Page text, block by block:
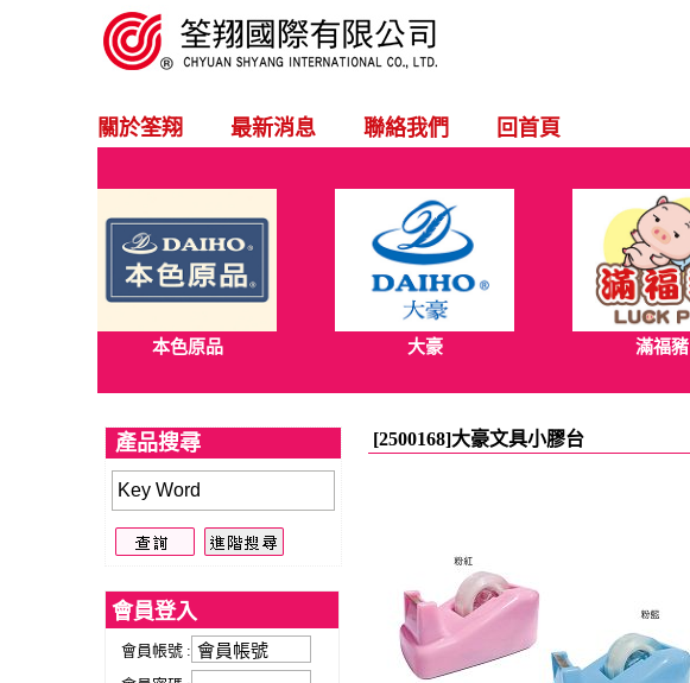
關於筌翔 最新消息 聯絡我們 回首頁
本色原品 大豪 滿福豬
產品搜尋
會員登入
會員帳號 :
[2500168]大豪文具小膠台